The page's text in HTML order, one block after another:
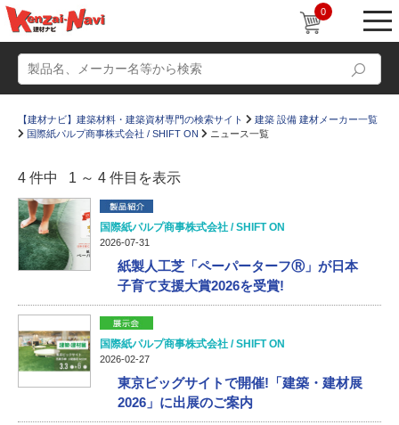
0
動画 ショールーム
かたなび
設計士インタビュー
Q＆A
お気に入り
【建材ナビ】建築材料・建築資材専門の検索サイト
建築 設備 建材メーカー一覧
国際紙パルプ商事株式会社 / SHIFT ON
ニュース一覧
4 件中 1 ～ 4 件目を表示
国際紙パルプ商事株式会社 / SHIFT ON
2026-07-31
紙製人工芝「ペーパーターフⓇ」が日本
子育て支援大賞2026を受賞!
国際紙パルプ商事株式会社 / SHIFT ON
2026-02-27
東京ビッグサイトで開催!「建築・建材展
2026」に出展のご案内